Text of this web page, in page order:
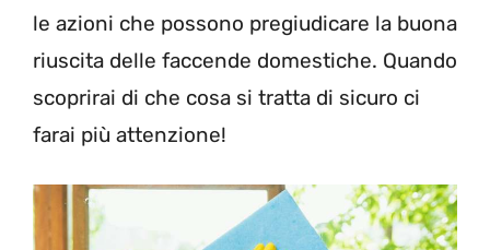
le azioni che possono pregiudicare la buona
riuscita delle faccende domestiche. Quando
scoprirai di che cosa si tratta di sicuro ci
farai più attenzione!